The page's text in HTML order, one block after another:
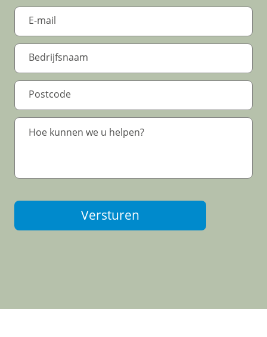
Versturen